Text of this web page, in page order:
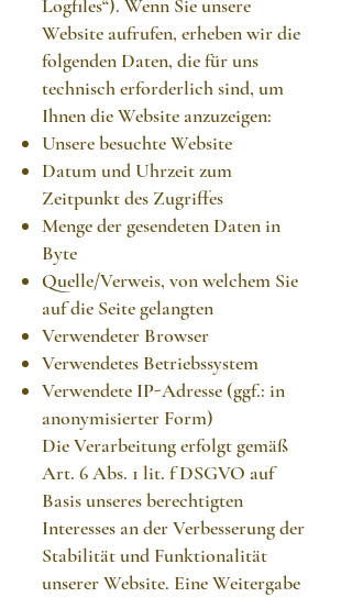
Logfiles“). Wenn Sie unsere
Website aufrufen, erheben wir die
folgenden Daten, die für uns
technisch erforderlich sind, um
Ihnen die Website anzuzeigen:
Unsere besuchte Website
Datum und Uhrzeit zum
Zeitpunkt des Zugriffes
Menge der gesendeten Daten in
Byte
Quelle/Verweis, von welchem Sie
auf die Seite gelangten
Verwendeter Browser
Verwendetes Betriebssystem
Verwendete IP-Adresse (ggf.: in
anonymisierter Form)
Die Verarbeitung erfolgt gemäß
Art. 6 Abs. 1 lit. f DSGVO auf
Basis unseres berechtigten
Interesses an der Verbesserung der
Stabilität und Funktionalität
unserer Website. Eine Weitergabe